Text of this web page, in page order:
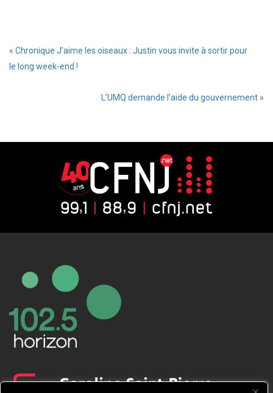
« Chronique J’aime les oiseaux : Justin vous invite à sortir pour
le long week-end !
L’UMQ demande l’aide du gouvernement »